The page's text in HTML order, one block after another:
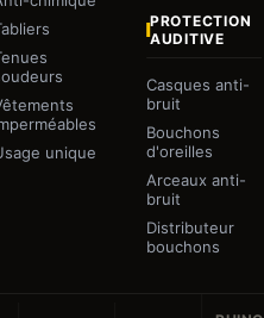
unique
PROTECTION
AUDITIVE
Casques anti-
bruit
Bouchons
d'oreilles
Arceaux anti-
bruit
Distributeur
bouchons